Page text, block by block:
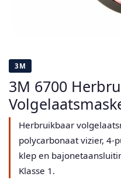
3M
3M 6700
Herbruikbaar
polycarbonaat vizier, 4-
klep en
Klasse 1.